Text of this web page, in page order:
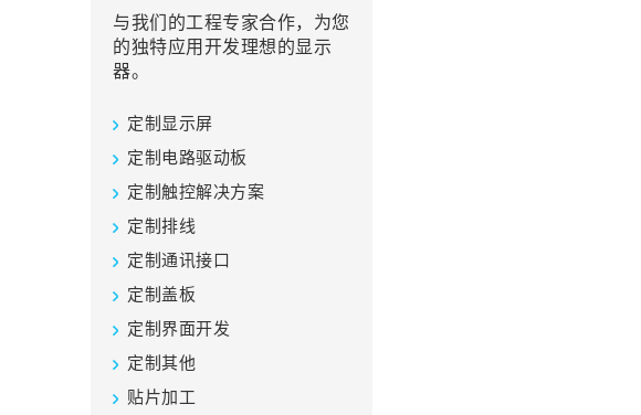
与我们的工程专家合作，为您
的独特应用开发理想的显示
器。
定制显示屏
定制电路驱动板
定制触控解决方案
定制排线
定制通讯接口
定制盖板
定制界面开发
定制其他
贴片加工